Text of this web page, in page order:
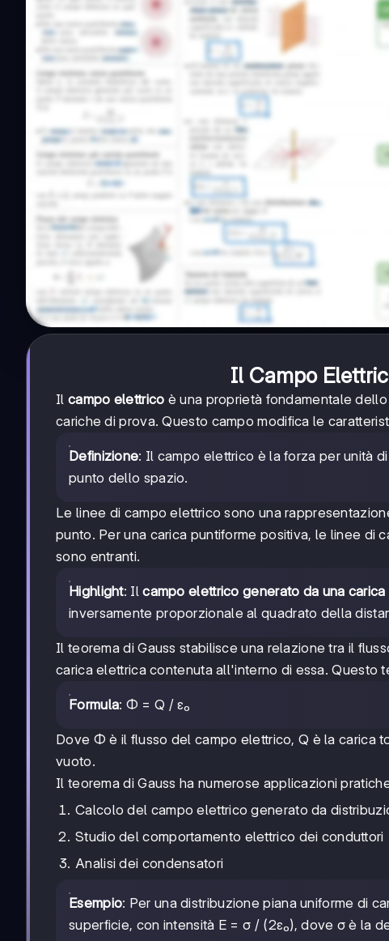
Il Campo
Il campo elettrico è una proprietà fondamentale
cariche di prova. Questo campo modifica le
Definizione: Il campo elettrico è la forza per unità
punto dello spazio.
Le linee di campo elettrico sono una
punto. Per una carica puntiforme positiva, le linee di
sono entranti.
Highlight: Ilcampo elettrico generato da una
inversamente proporzionale al quadrato della
Il teorema di Gauss stabilisce una relazione tra il
carica elettrica contenuta all'interno di essa. Questo
Formula: Φ = Q / ε₀
Dove Φ è il flusso del campo elettrico, Q è la carica
vuoto.
Il teorema di Gauss ha numerose applicazioni
Calcolo del campo elettrico generato da
Studio del comportamento elettrico dei conduttori
Analisi dei condensatori
Esempio: Per una distribuzione piana uniforme di
superficie, con intensità E = σ / (2ε₀), dove σ è la